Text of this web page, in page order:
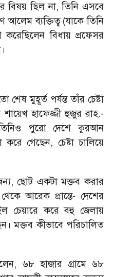
বিষয় ছিল না,তিনি এসবে
আলেম ব্যক্তিত্ব (যাকে তিনি
করেছিলেন বিধায় প্রফেসর
শেষ মুহূর্ত পর্যন্ত তাঁর চেষ্টা
হাফেজ্জী হুজুর রাহ.-
তিনিও পুরো দেশে কুরআন
করে গেছেন, চেষ্টা চালিয়ে
, ছোট একটা মক্তব করার
আরেক প্রান্তে- দেশের
চেয়ারে করে বহু জেলায়
মক্তব কীভাবে পরিচালিত
, ৬৮ হাজার গ্রামে ৬৮